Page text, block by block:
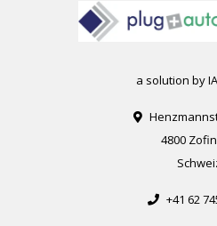
a solution by
4800
+41 62